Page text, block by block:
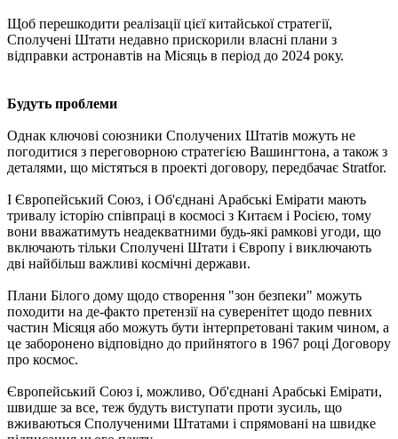
Щоб перешкодити реалізації цієї китайської стратегії,
Сполучені Штати недавно прискорили власні плани з
відправки астронавтів на Місяць в період до 2024 року.
Будуть проблеми
Однак ключові союзники Сполучених Штатів можуть не
погодитися з переговорною стратегією Вашингтона, а також з
деталями, що містяться в проекті договору, передбачає Stratfor.
І Європейський Союз, і Об'єднані Арабські Емірати мають
тривалу історію співпраці в космосі з Китаєм і Росією, тому
вони вважатимуть неадекватними будь-які рамкові угоди, що
включають тільки Сполучені Штати і Європу і виключають
дві найбільш важливі космічні держави.
Плани Білого дому щодо створення "зон безпеки" можуть
походити на де-факто претензії на суверенітет щодо певних
частин Місяця або можуть бути інтерпретовані таким чином, а
це заборонено відповідно до прийнятого в 1967 році Договору
про космос.
Європейський Союз і, можливо, Об'єднані Арабські Емірати,
швидше за все, теж будуть виступати проти зусиль, що
вживаються Сполученими Штатами і спрямовані на швидке